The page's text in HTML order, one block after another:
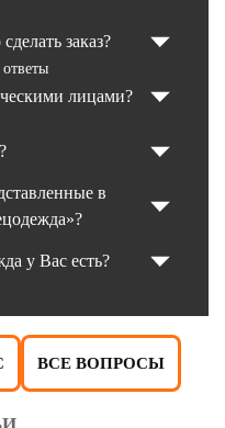
заказ?
лицами?
в
у Вас есть?
ВСЕ ВОПРОСЫ